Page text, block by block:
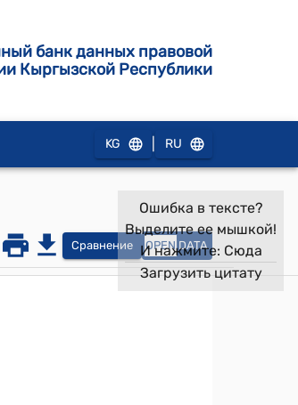
банк данных правовой
Кыргызской Республики
KG RU
Сравнение OPEN DATA
Ошибка в тексте?
Выделите ее мышкой!
И нажмите: Сюда
Загрузить цитату